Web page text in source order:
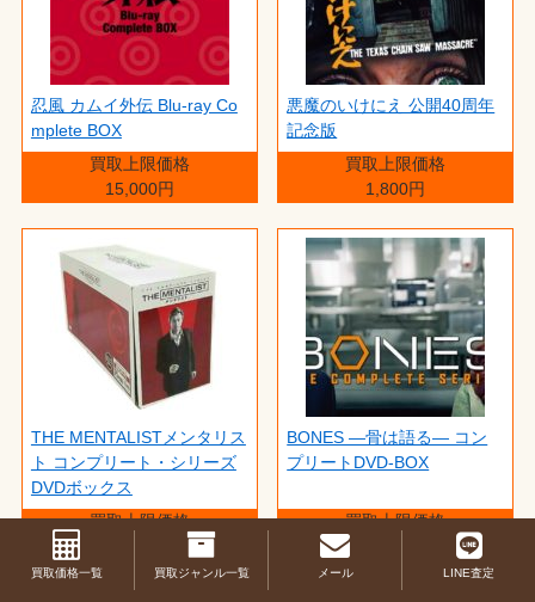
忍風 カムイ外伝 Blu-ray Co
mplete BOX
買取上限価格
15,000円
悪魔のいけにえ 公開40周年
記念版
買取上限価格
1,800円
THE MENTALISTメンタリス
ト コンプリート・シリーズ
DVDボックス
買取上限価格
BONES ―骨は語る― コン
プリートDVD-BOX
買取上限価格
買取価格一覧 買取ジャンル一覧 メール LINE査定